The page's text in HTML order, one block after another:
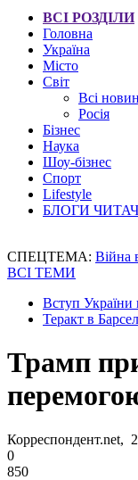
ВСІ РОЗДІЛИ
Головна
Україна
Місто
Світ
Всі
Росія
Бізнес
Наука
Шоу-бізнес
Спорт
Lifestyle
БЛОГИ
СПЕЦТЕМА: Війна
ВСІ ТЕМИ
Вступ
Теракт в
Трамп
Корреспондент.net,
0
850